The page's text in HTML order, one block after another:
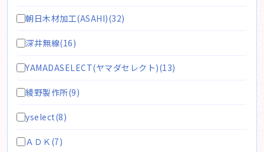
朝日木材加工(ASAHI)(32)
深井無線(16)
YAMADASELECT(ヤマダセレクト)(13)
綾野製作所(9)
yselect(8)
ＡＤＫ(7)